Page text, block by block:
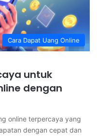
Cara Dapat Uang Online
untuk
dengan
online terpercaya yang
dengan cepat dan